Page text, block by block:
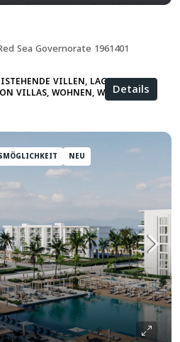
Sea Governorate 1961401
VILLEN, LAGUNEN-
VILLAS, WOHNEN, WOHNUNG
Details
NEU